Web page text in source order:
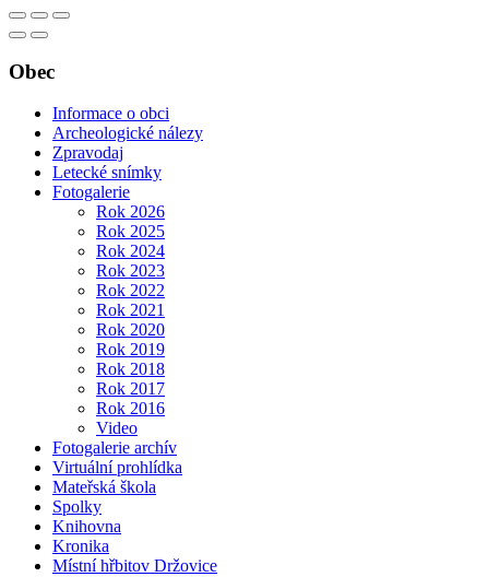
Obec
Informace o obci
Archeologické nálezy
Zpravodaj
Letecké snímky
Fotogalerie
Rok 2026
Rok 2025
Rok 2024
Rok 2023
Rok 2022
Rok 2021
Rok 2020
Rok 2019
Rok 2018
Rok 2017
Rok 2016
Video
Fotogalerie archív
Virtuální prohlídka
Mateřská škola
Spolky
Knihovna
Kronika
Místní hřbitov Držovice